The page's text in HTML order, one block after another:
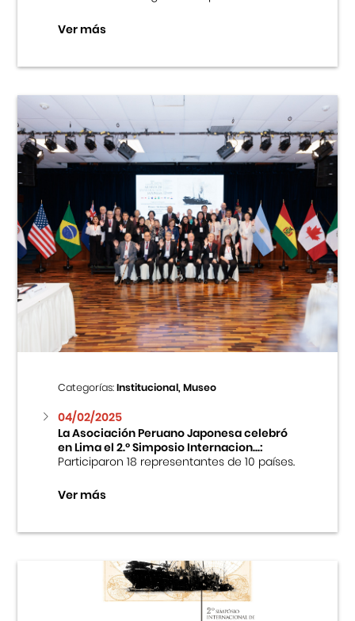
Ver más
Categorías:Institucional, Museo
04/02/2025
La Asociación Peruano Japonesa celebró
en Lima el 2.º Simposio Internacion...:
Participaron 18 representantes de 10 países.
Ver más